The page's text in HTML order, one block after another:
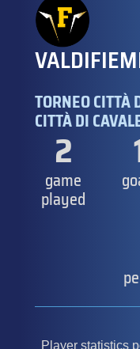
TORNEO CITTÀ
CITTÀ DI
2
game
played